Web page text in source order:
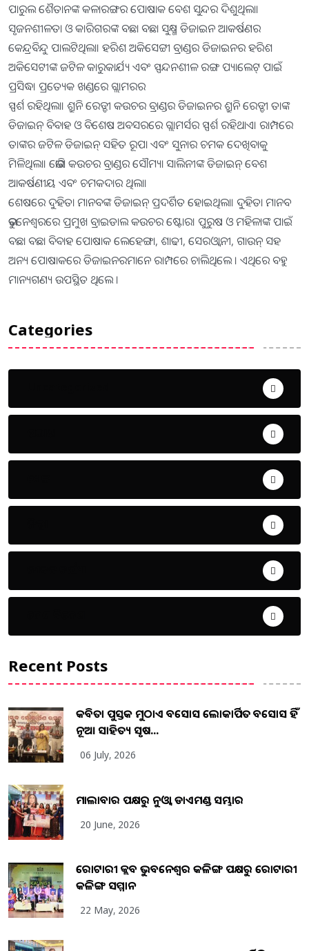
ପାରୁଲ ଶୈତାନଙ୍କ କଳାରଙ୍ଗର ପୋଷାକ ବେଶ ସୁନ୍ଦର ଦିଶୁଥିଲା।
ସୃଜନଶୀଳତା ଓ କାରିଗରଙ୍କ ବଛା ବଛା ସୁକ୍ଷ୍ମ ଡିଜାଇନ ଆକର୍ଷଣର
କେନ୍ଦ୍ରବିନ୍ଦୁ ପାଲଟିଥିଲା। ହରିଶ ଅକିସେଟ୍ଟୀ ବ୍ରାଣ୍ଡର ଡିଜାଇନର ହରିଶ
ଅକିସେଟୀଙ୍କ ଜଟିଳ କାରୁକାର୍ଯ୍ୟ ଏବଂ ସ୍ପନ୍ଦନଶୀଳ ରଙ୍ଗ ପ୍ୟାଲେଟ୍ ପାଇଁ
ପ୍ରସିଦ୍ଧ। ପ୍ରତ୍ୟେକ ଖଣ୍ଡରେ ଗ୍ଲାମରର
ସ୍ପର୍ଶ ରହିଥିଲା। ଶ୍ରୁନି ରେଡ୍ଡୀ କଉଚର ବ୍ରାଣ୍ଡର ଡିଜାଇନର ଶ୍ରୁନି ରେଡ୍ଡୀ ତାଙ୍କ
ଡିଜାଇନ୍ ବିବାହ ଓ ବିଶେଷ ଅବସରରେ ଗ୍ଲାମର୍ସର ସ୍ପର୍ଶ ରହିଥାଏ। ରାମ୍ପରେ
ତାଙ୍କର ଜଟିଳ ଡିଜାଇନ୍ ସହିତ ରୂପା ଏବଂ ସୁନାର ଚମକ ଦେଖିବାକୁ
ମିଳିଥିଲା। ଭୋଗି କଉଚର ବ୍ରାଣ୍ଡର ସୌମ୍ୟା ସାଲିନୀଙ୍କ ଡିଜାଇନ୍ ବେଶ
ଆକର୍ଷଣୀୟ ଏବଂ ଚମକଦାର ଥିଲା।
ଶେଷରେ ଦୁହିତା ମାନବଙ୍କ ଡିଜାଇନ୍ ପ୍ରଦର୍ଶିତ ହୋଇଥିଲା। ଦୁହିତା ମାନବ
ଭୁବନେଶ୍ବରରେ ପ୍ରମୁଖ ବ୍ରାଇଡାଲ କଉଚର ଷ୍ଟୋର। ପୁରୁଷ ଓ ମହିଳାଙ୍କ ପାଇଁ
ବଛା ବଛା ବିବାହ ପୋଷାକ ଲେହେଙ୍ଗା, ଶାଢୀ, ସେରଓ୍ବାନୀ, ଗାଉନ୍ ସହ
ଅନ୍ୟ ପୋଷାକରେ ଡିଜାଇନରମାନେ ରାମ୍ପରେ ଚାଲିଥିଲେ । ଏଥିରେ ବହୁ
ମାନ୍ୟଗଣ୍ୟ ଉପସ୍ଥିତ ଥିଲେ ।
Categories
Recent Posts
କବିତା ପୁସ୍ତକ ମୁଠାଏ ଅବସୋସ ଲୋକାର୍ପିତ ଅବସୋସ ହିଁ
ନୂଆ ସାହିତ୍ୟ ସୃଷ...
06 July, 2026
ମାଲାବାର ପକ୍ଷରୁ ନୁଓ୍ବା ଡାଏମଣ୍ଡ ସମ୍ଭାର
20 June, 2026
ରୋଟାରୀ କ୍ଲବ ଭୁବନେଶ୍ୱର କଳିଙ୍ଗ ପକ୍ଷରୁ ରୋଟାରୀ
କଳିଙ୍ଗ ସମ୍ମାନ
22 May, 2026